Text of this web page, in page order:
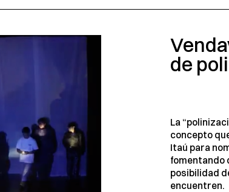
de
La
concepto
Itaú para
fomentando
posibilidad
encuentren.